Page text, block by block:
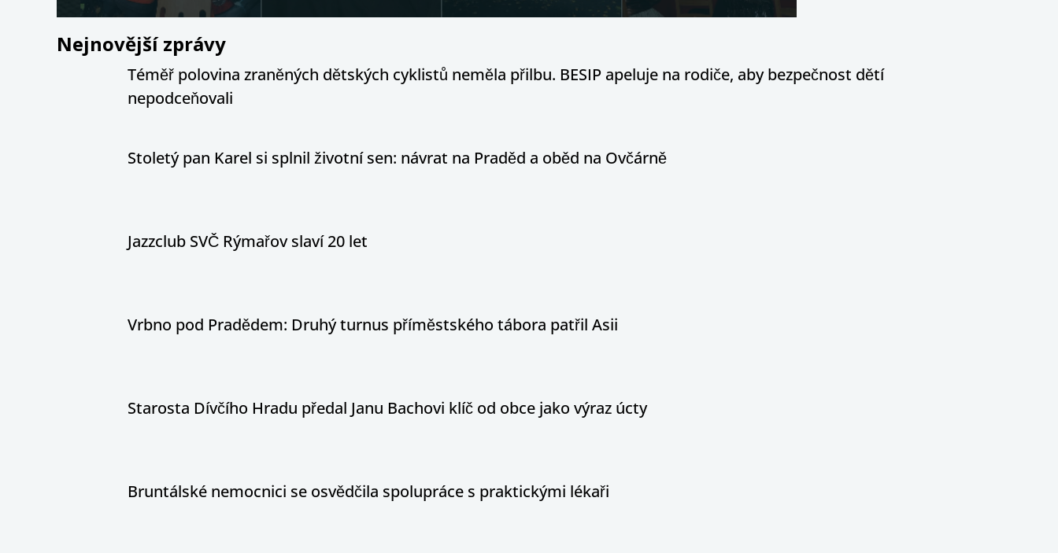
Nejnovější zprávy
Téměř polovina zraněných dětských cyklistů neměla přilbu. BESIP apeluje na rodiče, aby bezpečnost dětí
nepodceňovali
Stoletý pan Karel si splnil životní sen: návrat na Praděd a oběd na Ovčárně
Jazzclub SVČ Rýmařov slaví 20 let
Vrbno pod Pradědem: Druhý turnus příměstského tábora patřil Asii
Starosta Dívčího Hradu předal Janu Bachovi klíč od obce jako výraz úcty
Bruntálské nemocnici se osvědčila spolupráce s praktickými lékaři